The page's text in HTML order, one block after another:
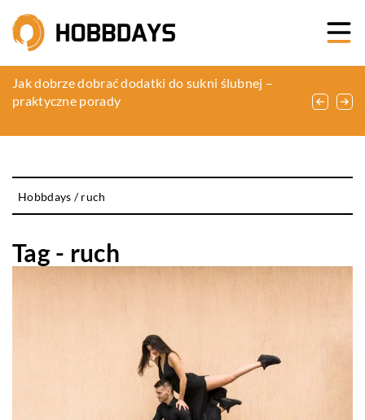
Korzyści płynące z korzystania z profesjonalnych
usług transportowych na przykładzie wycieczek
Jak dobrze dobrać dodatki do sukni ślubnej –
praktyczne porady
Odkrywanie sztuki tworzenia domowych perfum
jako sposób na kreatywny relaks i wyrażanie
Hobbdays /ruch
Tag - ruch